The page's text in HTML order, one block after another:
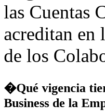
las Cuentas
acreditan en
de los
�Qué vigencia
Business de la